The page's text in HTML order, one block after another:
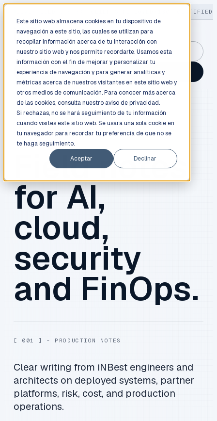
Este sitio web almacena cookies en tu dispositivo de
navegación a este sitio, las cuales se utilizan para
recopilar información acerca de tu interacción con
nuestro sitio web y nos permite recordarte. Usamos esta
información con el fin de mejorar y personalizar tu
experiencia de navegación y para generar analíticas y
métricas acerca de nuestros visitantes en este sitio web y
otros medios de comunicación. Para conocer más acerca
de las cookies, consulta nuestro aviso de privacidad.
Si rechazas, no se hará seguimiento de tu información
cuando visites este sitio web. Se usará una sola cookie en
tu navegador para recordar tu preferencia de que no se
te haga seguimiento.
Aceptar
Declinar
130+ CERTIFIED
GuidancePlex →
Talk to an engineer →
Field notes
for AI,
cloud,
security
and FinOps.
[ 001 ] - PRODUCTION NOTES
Clear writing from iNBest engineers and
architects on deployed systems, partner
platforms, risk, cost, and production
operations.